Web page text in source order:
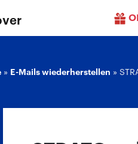
» E-Mails wiederherstellen »